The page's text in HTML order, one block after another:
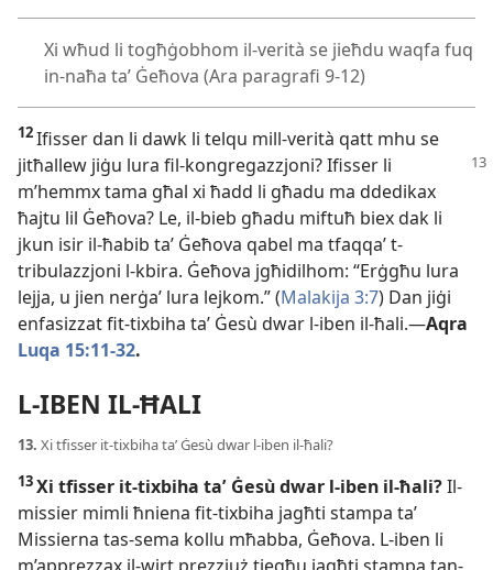
Xi wħud li togħġobhom il-verità se jieħdu waqfa fuq
in-naħa taʼ Ġeħova (Ara paragrafi 9-12)
12Ifisser dan li dawk li telqu mill-verità qatt mhu se
jitħallew jiġu lura fil-kongregazzjoni? Ifisser li
m’hemmx tama għal xi ħadd li għadu ma ddedikax
ħajtu lil Ġeħova? Le, il-bieb għadu miftuħ biex dak li
jkun isir il-ħabib taʼ Ġeħova qabel ma tfaqqaʼ t-
tribulazzjoni l-kbira. Ġeħova jgħidilhom: “Erġgħu lura
lejja, u jien nerġaʼ lura lejkom.” (Malakija 3:7) Dan jiġi
enfasizzat fit-tixbiha taʼ Ġesù dwar l-iben il-ħali.—Aqra
Luqa 15:11-32.
L-IBEN IL-ĦALI
13. Xi tfisser it-tixbiha taʼ Ġesù dwar l-iben il-ħali?
13Xi tfisser it-tixbiha taʼ Ġesù dwar l-iben il-ħali?Il-
missier mimli ħniena fit-tixbiha jagħti stampa taʼ
Missierna tas-sema kollu mħabba, Ġeħova. L-iben li